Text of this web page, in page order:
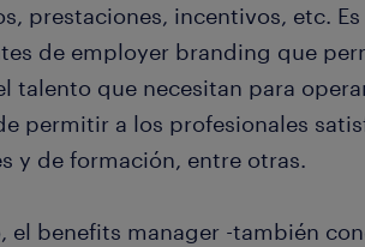
prestaciones, incentivos, etc.
de employer branding que
talento que necesitan para
permitir a los profesionales
y de formación, entre otras.
el benefits manager -también